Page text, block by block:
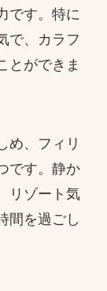
です。特に
で、カラフ
とができま
め、フィリ
です。静か
リゾート気
間を過ごし